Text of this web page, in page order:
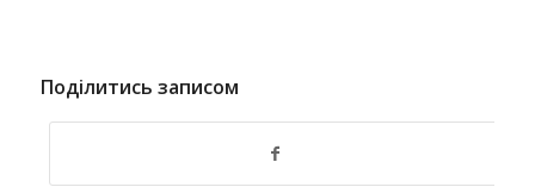
Поділитись записом